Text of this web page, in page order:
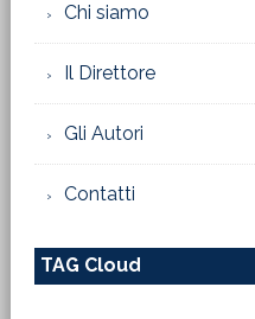
Chi siamo
Il Direttore
Gli Autori
Contatti
TAG Cloud